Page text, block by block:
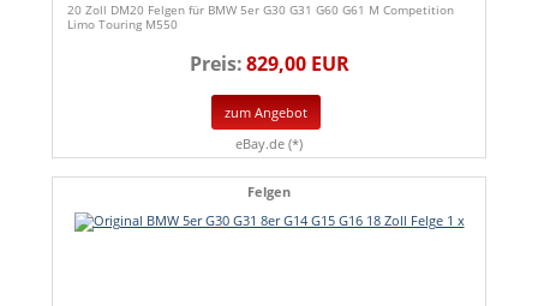
20 Zoll DM20 Felgen für BMW 5er G30 G31 G60 G61 M Competition
Limo Touring M550
Preis:829,00 EUR
zum Angebot
eBay.de (*)
Felgen